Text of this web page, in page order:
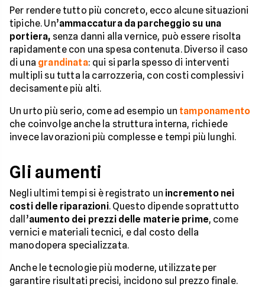
Per rendere tutto più concreto, ecco alcune situazioni
tipiche. Un’ammaccatura da parcheggio su una
portiera, senza danni alla vernice, può essere risolta
rapidamente con una spesa contenuta. Diverso il caso
di una grandinata: qui si parla spesso di interventi
multipli su tutta la carrozzeria, con costi complessivi
decisamente più alti.
Un urto più serio, come ad esempio un tamponamento
che coinvolge anche la struttura interna, richiede
invece lavorazioni più complesse e tempi più lunghi.
Gli aumenti
Negli ultimi tempi si è registrato un incremento nei
costi delle riparazioni. Questo dipende soprattutto
dall’aumento dei prezzi delle materie prime, come
vernici e materiali tecnici, e dal costo della
manodopera specializzata.
Anche le tecnologie più moderne, utilizzate per
garantire risultati precisi, incidono sul prezzo finale.